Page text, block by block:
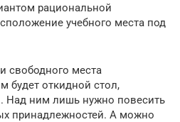
рациональной
учебного места под
свободного места
будет откидной стол,
Над ним лишь нужно повесить
принадлежностей. А можно